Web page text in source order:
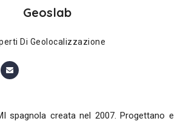
Geoslab
Di Geolocalizzazione
spagnola creata nel 2007. Progettano e